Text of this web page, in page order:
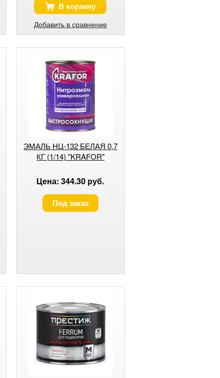
В корзину
Добавить в сравнение
ЭМАЛЬ НЦ-132 БЕЛАЯ 0,7
КГ (1/14) "KRAFOR"
Цена: 344.30 руб.
Под заказ